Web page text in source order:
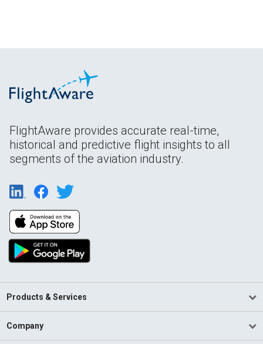
FlightAware provides accurate real-time,
historical and predictive flight insights to all
segments of the aviation industry.
Products & Services
Company